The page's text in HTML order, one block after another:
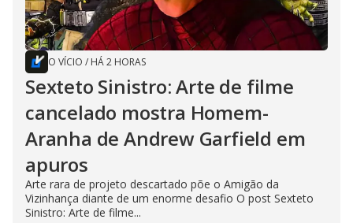
O VÍCIO / HÁ 2 HORAS
Sexteto Sinistro: Arte de filme
cancelado mostra Homem-
Aranha de Andrew Garfield em
apuros
Arte rara de projeto descartado põe o Amigão da
Vizinhança diante de um enorme desafio O post Sexteto
Sinistro: Arte de filme...